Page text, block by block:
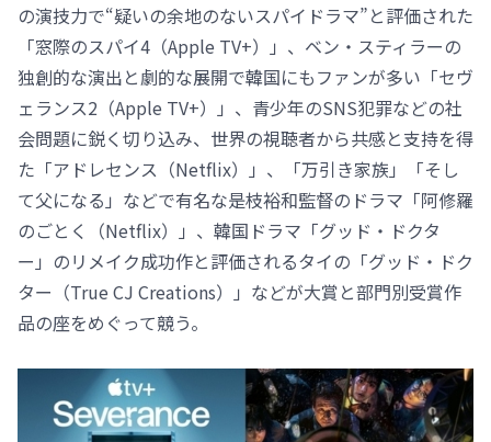
の演技力で“疑いの余地のないスパイドラマ”と評価された
「窓際のスパイ4（Apple TV+）」、ベン・スティラーの
独創的な演出と劇的な展開で韓国にもファンが多い「セヴ
ェランス2（Apple TV+）」、青少年のSNS犯罪などの社
会問題に鋭く切り込み、世界の視聴者から共感と支持を得
た「アドレセンス（Netflix）」、「万引き家族」「そし
て父になる」などで有名な是枝裕和監督のドラマ「阿修羅
のごとく（Netflix）」、韓国ドラマ「グッド・ドクタ
ー」のリメイク成功作と評価されるタイの「グッド・ドク
ター（True CJ Creations）」などが大賞と部門別受賞作
品の座をめぐって競う。